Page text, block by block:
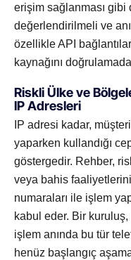
erişim sağlanması
değerlendirilmeli ve
özellikle API
kaynağını
Riskli Ülke ve
IP Adresleri
IP adresi kadar,
yaparken kullandığı
göstergedir. Rehber,
veya bahis
numaraları ile işlem
kabul eder. Bir
işlem anında bu tür
henüz başlangıç